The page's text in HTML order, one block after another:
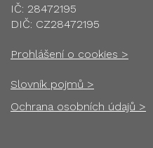
IČ: 28472195
DIČ: CZ28472195
Prohlášení o cookies >
Slovník pojmů >
Ochrana osobních údajů >